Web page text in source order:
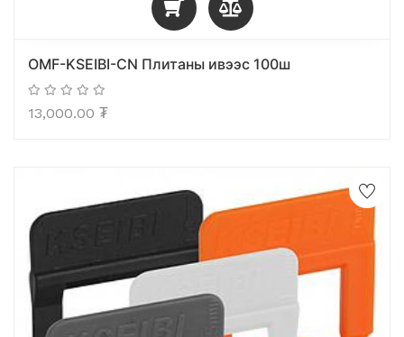
OMF-KSEIBI-CN Плитаны ивээс 100ш
13,000.00 ₮